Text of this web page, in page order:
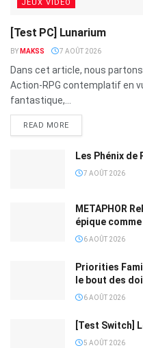
JEUX VIDÉO
[Test PC] Lunarium
BY MAKSS 7 AOÛT 2026
Dans cet article, nous
Action-RPG contemplatif en
fantastique,...
READ MORE
Les Phénix de
7 AOÛT 2026
METAPHOR
épique
6 AOÛT 2026
Priorities
le bout des
6 AOÛT 2026
[Test Switch]
5 AOÛT 2026